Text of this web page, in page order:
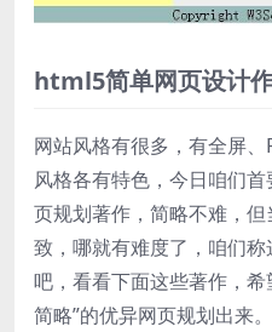
html5简单网页设计
网站风格有很多，有全屏
风格各有特色，今日咱们
页规划著作，简略不难，
致，哪就有难度了，咱们
吧，看看下面这些著作，
简略”的优异网页规划出来。